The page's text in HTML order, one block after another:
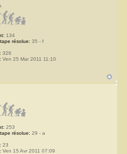
134
résolue: 35 - f
326
Ven 25 Mar 2011 11:10
253
résolue: 29 - a
23
Ven 15 Avr 2011 07:09